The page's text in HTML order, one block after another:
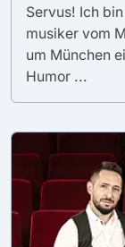
Servus! Ich
musiker vom
um München
Humor ...